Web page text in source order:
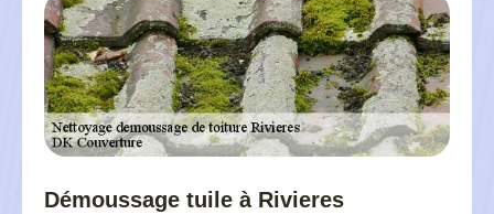
Démoussage tuile à Rivieres